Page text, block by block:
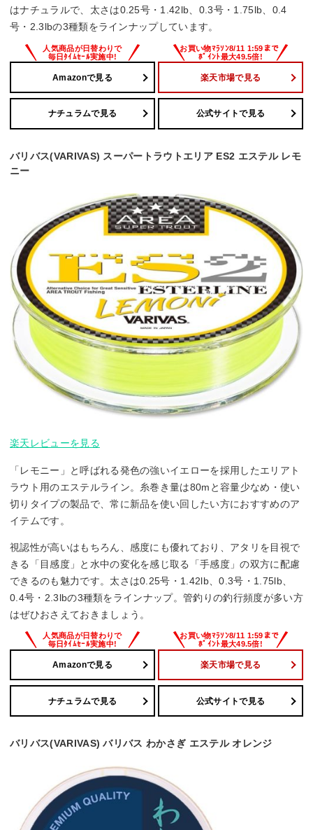
はナチュラルで、太さは0.25号・1.42lb、0.3号・1.75lb、0.4
号・2.3lbの3種類をラインナップしています。
Amazonで見る 楽天市場で見る
ナチュラムで見る 公式サイトで見る
バリバス(VARIVAS) スーパートラウトエリア ES2 エステル レモ
ニー
楽天レビューを見る
「レモニー」と呼ばれる発色の強いイエローを採用したエリアト
ラウト用のエステルライン。糸巻き量は80mと容量少なめ・使い
切りタイプの製品で、常に新品を使い回したい方におすすめのア
イテムです。
視認性が高いはもちろん、感度にも優れており、アタリを目視で
きる「目感度」と水中の変化を感じ取る「手感度」の双方に配慮
できるのも魅力です。太さは0.25号・1.42lb、0.3号・1.75lb、
0.4号・2.3lbの3種類をラインナップ。管釣りの釣行頻度が多い方
はぜひおさえておきましょう。
Amazonで見る 楽天市場で見る
ナチュラムで見る 公式サイトで見る
バリバス(VARIVAS) バリバス わかさぎ エステル オレンジ